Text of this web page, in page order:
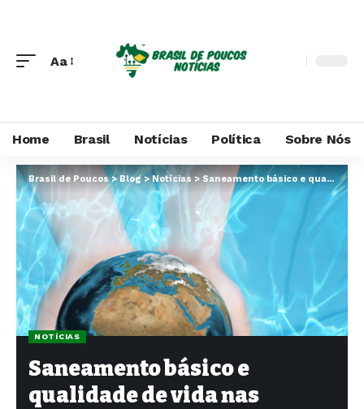
Aa
Home Brasil Notícias Política Sobre Nós
Brasil de Poucos>Blog >Notícias>Saneamento básico e qualidade de vida nas cidades
NOTÍCIAS
Saneamento básico e
qualidade de vida nas